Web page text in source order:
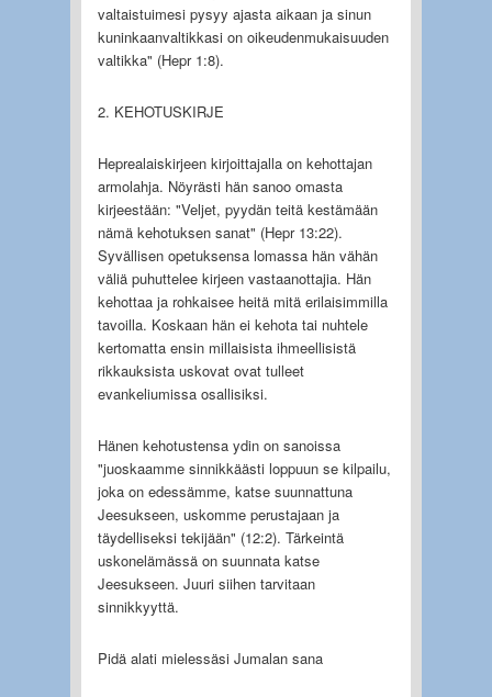
valtaistuimesi pysyy ajasta aikaan ja sinun
kuninkaanvaltikkasi on oikeudenmukaisuuden
valtikka" (Hepr 1:8).
2. KEHOTUSKIRJE
Heprealaiskirjeen kirjoittajalla on kehottajan
armolahja. Nöyrästi hän sanoo omasta
kirjeestään: "Veljet, pyydän teitä kestämään
nämä kehotuksen sanat" (Hepr 13:22).
Syvällisen opetuksensa lomassa hän vähän
väliä puhuttelee kirjeen vastaanottajia. Hän
kehottaa ja rohkaisee heitä mitä erilaisimmilla
tavoilla. Koskaan hän ei kehota tai nuhtele
kertomatta ensin millaisista ihmeellisistä
rikkauksista uskovat ovat tulleet
evankeliumissa osallisiksi.
Hänen kehotustensa ydin on sanoissa
"juoskaamme sinnikkäästi loppuun se kilpailu,
joka on edessämme, katse suunnattuna
Jeesukseen, uskomme perustajaan ja
täydelliseksi tekijään" (12:2). Tärkeintä
uskonelämässä on suunnata katse
Jeesukseen. Juuri siihen tarvitaan
sinnikkyyttä.
Pidä alati mielessäsi Jumalan sana